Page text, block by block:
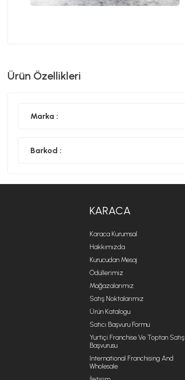
Ürün Özellikleri
Marka :
Barkod :
KARACA
Karaca Kurumsal
Hakkımızda
Kurucudan Mesaj
Ödüllerimiz
Mağazalarımız
Satış Noktalarımız
Ürün Katalogu
Satıcı Başvuru Formu
Yurtiçi Franchise Ve Toptan Satış
Başvurusu
International Franchising And
Wholesale